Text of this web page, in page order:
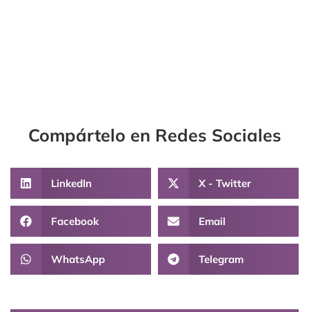
Compártelo en Redes Sociales
LinkedIn X - Twitter
Facebook Email
WhatsApp Telegram